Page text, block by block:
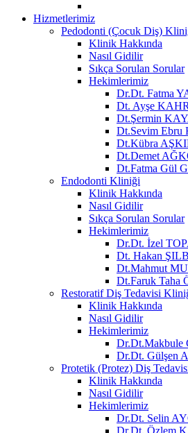
Hizmetlerimiz
Pedodonti (Çocuk Diş)
Klinik Hakkında
Nasıl Gidilir
Sıkça Sorulan Sorular
Hekimlerimiz
Dr.Dt. Fatma
Dt. Ayşe
Dt.Şermin
Dt.Sevim Ebru
Dt.Kübra
Dt.Demet
Dt.Fatma Gül
Endodonti Kliniği
Klinik Hakkında
Nasıl Gidilir
Sıkça Sorulan Sorular
Hekimlerimiz
Dr.Dt. İzel
Dt. Hakan
Dt.Mahmut
Dt.Faruk Taha
Restoratif Diş Tedavisi
Klinik Hakkında
Nasıl Gidilir
Hekimlerimiz
Dr.Dt.Makbule
Dr.Dt. Gülşen
Protetik (Protez) Diş
Klinik Hakkında
Nasıl Gidilir
Hekimlerimiz
Dr.Dt. Selin
Dr.Dt. Özlem